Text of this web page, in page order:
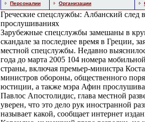
Персоналии Организации
Греческие спецслужбы: Албанский след
прослушиваниях
Зарубежные спецслужбы замешаны в
скандале за последнее время в Греции,
местной спецслужбы. Недавно
года до марта 2005 104 номера
страны, включая премьер-министра
министров обороны, общественного
юстиции, а также мэра Афин
Павлос Апостолидис, глава местной
уверен, что это дело рук иностранной
называет какой, сообщает интернет